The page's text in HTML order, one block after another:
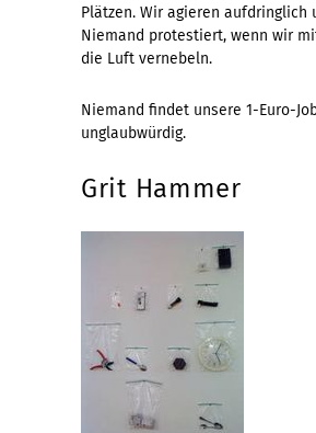
Plätzen. Wir agieren aufdringlich
Niemand protestiert, wenn wir
die Luft vernebeln.
Niemand findet unsere 1-Euro-
unglaubwürdig.
Grit Hammer